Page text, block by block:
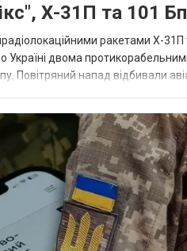
Х-31П та 101
ракетами Х-31П
Україні двома
Повітряний напад відбивали